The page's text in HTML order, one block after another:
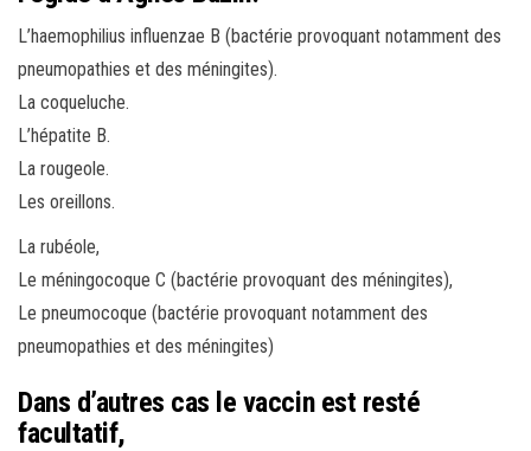
L’haemophilius influenzae B (bactérie provoquant notamment des
pneumopathies et des méningites).
La coqueluche.
L’hépatite B.
La rougeole.
Les oreillons.
La rubéole,
Le méningocoque C (bactérie provoquant des méningites),
Le pneumocoque (bactérie provoquant notamment des
pneumopathies et des méningites)
Dans d’autres cas le vaccin est resté
facultatif,